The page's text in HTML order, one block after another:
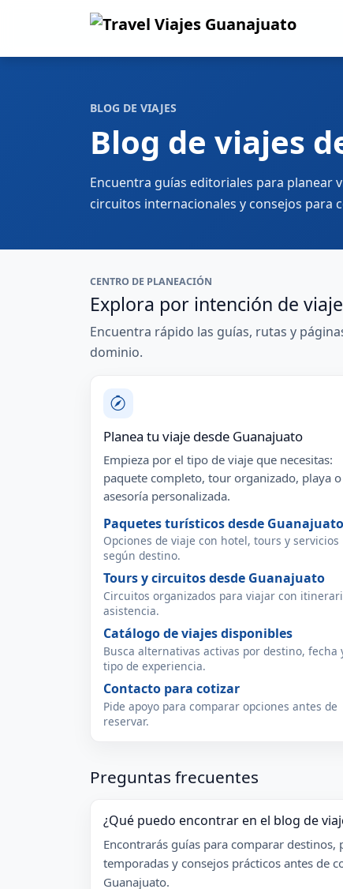
BLOG DE VIAJES
Blog de viajes
Encuentra guías editoriales para planear
circuitos internacionales y consejos para
CENTRO DE PLANEACIÓN
Explora por intención de viaje
Encuentra rápido las guías, rutas y
dominio.
Planea tu viaje desde Guanajuato
Empieza por el tipo de viaje que necesitas:
paquete completo, tour organizado, playa o
asesoría personalizada.
Paquetes turísticos desde Guanajuato
Opciones de viaje con hotel, tours y servicios
según destino.
Tours y circuitos desde Guanajuato
Circuitos organizados para viajar con
asistencia.
Catálogo de viajes disponibles
Busca alternativas activas por destino, fecha
tipo de experiencia.
Contacto para cotizar
Pide apoyo para comparar opciones antes de
reservar.
Preguntas frecuentes
¿Qué puedo encontrar en el blog de
Encontrarás guías para comparar destinos,
temporadas y consejos prácticos antes de
Guanajuato.